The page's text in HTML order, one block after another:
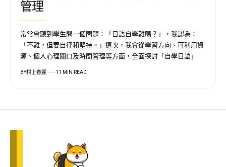
管理
常常會聽到學生問一個問題：「日語自學難嗎？」，我認為：
「不難，但要自律和堅持。」這次，我會從學習方向、可利用資
源、個人心理關口及時間管理等方面，全面探討「自學日語」
BY村上春麗 11 MIN READ